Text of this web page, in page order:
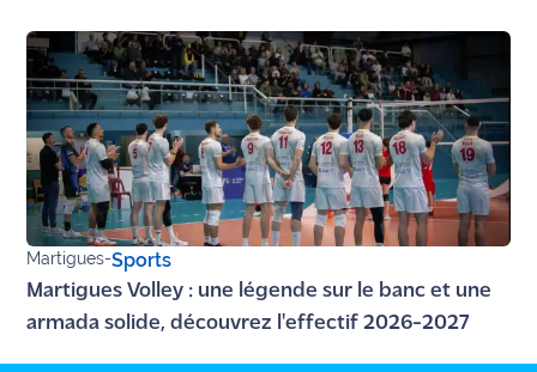
Martigues-Sports
Martigues Volley : une légende sur le banc et une
armada solide, découvrez l'effectif 2026-2027